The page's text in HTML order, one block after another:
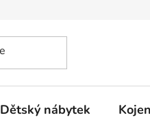
Mimosoudní
Dětský nábytek